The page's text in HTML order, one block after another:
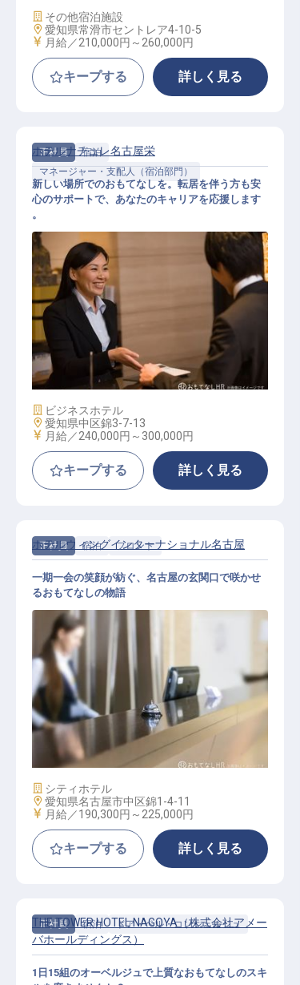
施設業態
その他宿泊施設
勤務地
愛知県常滑市セントレア4-10-5
給与
月給／210,000円～ 260,000円
キープする 詳しく見る
正社員
宿泊
マネージャー・支配人（宿泊部門）
フロントマネージャー候補
ホテルナチュレ名古屋栄
新しい場所でのおもてなしを。転居を伴う方も安
心のサポートで、あなたのキャリアを応援します
。
施設業態
ビジネスホテル
勤務地
愛知県中区錦3-7-13
給与
月給／240,000円～ 300,000円
キープする 詳しく見る
正社員 宿泊 フロント
フロント
ホテルウィングインターナショナル名古屋
一期一会の笑顔が紡ぐ、名古屋の玄関口で咲かせ
るおもてなしの物語
施設業態
シティホテル
勤務地
愛知県名古屋市中区錦1-4-11
給与
月給／190,300円～ 225,000円
キープする 詳しく見る
正社員 宿泊 ドア・ベル・コンシェルジュ
THE TOWER HOTEL NAGOYA（株式会社アメー
バホールディングス）
1日15組のオーベルジュで上質なおもてなしのスキ